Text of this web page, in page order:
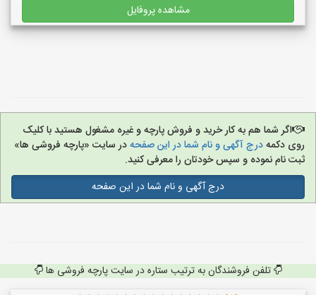
مشاهده پروفایل
اگر شما هم به کار خرید و فروش پارچه و غیره مشغول هستید با کلیک
روی دکمهدرج آگهی و نام شما در این صفحهدر سایت «پارچه فروشی ها»
ثبت نام نموده و سپس خودتان را معرفی کنید.
درج آگهی و نام شما در این صفحه
تلفن فروشندگان به ترتیب ستاره در سایت پارچه فروشی ها